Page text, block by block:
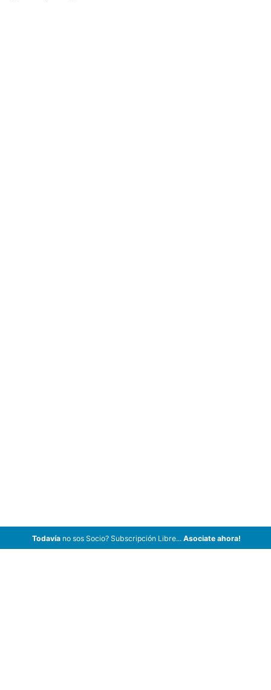
Todavíano sos Socio? Subscripción Libre... Asociate ahora!